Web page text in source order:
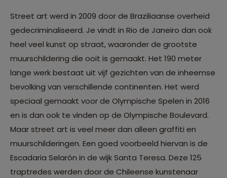
Street art werd in 2009 door de Braziliaanse overheid
gedecriminaliseerd. Je vindt in Rio de Janeiro dan ook
heel veel kunst op straat, waaronder de grootste
muurschildering die ooit is gemaakt. Het 190 meter
lange werk bestaat uit vijf gezichten van de inheemse
bevolking van verschillende continenten. Het werd
speciaal gemaakt voor de Olympische Spelen in 2016
en is dan ook te vinden op de Olympische Boulevard.
Maar street art is veel meer dan alleen graffiti en
muurschilderingen. Een goed voorbeeld hiervan is de
Escadaria Selarón in de wijk Santa Teresa. Deze 125
traptredes werden door de Chileense kunstenaar